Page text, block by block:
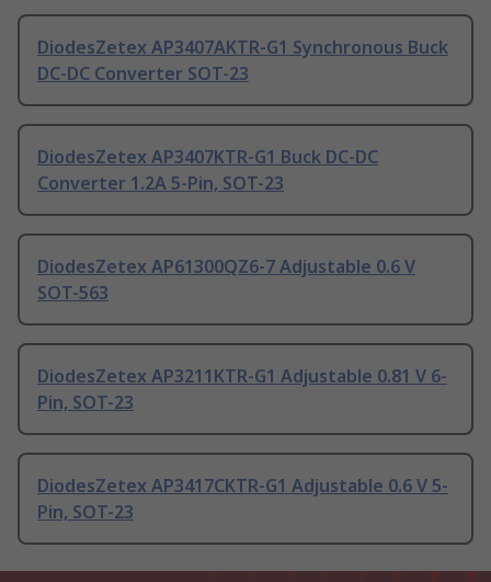
DiodesZetex AP3407AKTR-G1 Synchronous Buck
DC-DC Converter SOT-23
DiodesZetex AP3407KTR-G1 Buck DC-DC
Converter 1.2A 5-Pin, SOT-23
DiodesZetex AP61300QZ6-7 Adjustable 0.6 V
SOT-563
DiodesZetex AP3211KTR-G1 Adjustable 0.81 V 6-
Pin, SOT-23
DiodesZetex AP3417CKTR-G1 Adjustable 0.6 V 5-
Pin, SOT-23